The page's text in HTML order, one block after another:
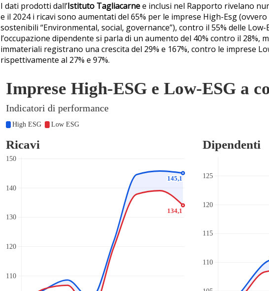
I dati prodotti dall’Istituto Tagliacarnee inclusi nel Rapporto rivelano
e il 2024 i ricavi sono aumentati del 65% per le imprese High-Esg
sostenibili “Environmental, social, governance”), contro il 55% delle
l’occupazione dipendente si parla di un aumento del 40% contro il 28%,
immateriali registrano una crescita del 29% e 167%, contro le imprese
rispettivamente al 27% e 97%.